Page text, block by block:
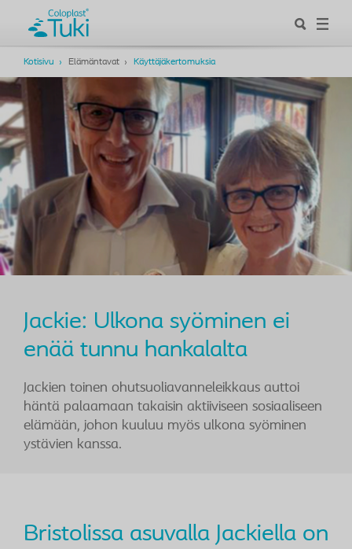
Kotisivu Elämäntavat Käyttäjäkertomuksia
Jackie: Ulkona syöminen ei
enää tunnu hankalalta
Jackien toinen ohutsuoliavanneleikkaus auttoi
häntä palaamaan takaisin aktiiviseen sosiaaliseen
elämään, johon kuuluu myös ulkona syöminen
ystävien kanssa.
Bristolissa asuvalla Jackiella on